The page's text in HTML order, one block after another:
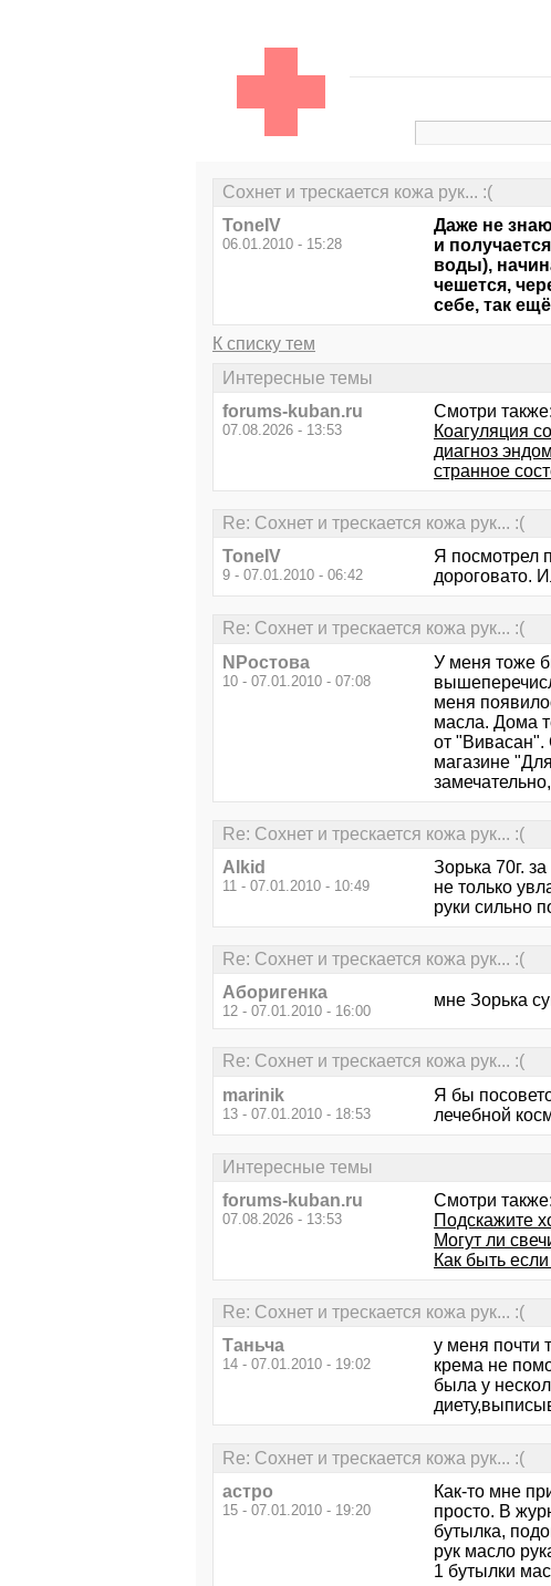
Сохнет и трескается кожа рук... :(
ToneIV
06.01.2010 - 15:28
Даже не
и
воды),
чешется,
себе, так
К списку тем
Интересные темы
forums-kuban.ru
07.08.2026 - 13:53
Смотри также:
Коагуляция
диагноз
странное
Re: Сохнет и трескается кожа рук... :(
ToneIV
9 - 07.01.2010 - 06:42
Я посмотрел
дороговато.
Re: Сохнет и трескается кожа рук... :(
NРостова
10 - 07.01.2010 - 07:08
У меня тоже
меня
масла. Дома
от
магазине
Re: Сохнет и трескается кожа рук... :(
Alkid
11 - 07.01.2010 - 10:49
Зорька 70г.
не только
руки сильно
Re: Сохнет и трескается кожа рук... :(
Аборигенка
12 - 07.01.2010 - 16:00
мне Зорька
Re: Сохнет и трескается кожа рук... :(
marinik
13 - 07.01.2010 - 18:53
Я бы
лечебной
Интересные темы
forums-kuban.ru
07.08.2026 - 13:53
Смотри также:
Подскажите
Могут ли
Как быть
Re: Сохнет и трескается кожа рук... :(
Таньча
14 - 07.01.2010 - 19:02
у меня почти
крема не
была у
Re: Сохнет и трескается кожа рук... :(
астро
15 - 07.01.2010 - 19:20
Как-то мне
просто. В
бутылка,
рук масло
1 бутылки